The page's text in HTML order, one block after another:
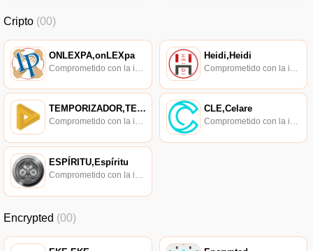
Cripto (00)
ONLEXPA,onLEXpa Heidi,Heidi
TEMPORIZADOR,TEMPORIZADOR
Comprometido con la investigación de políticas en los campos de las nuevas finanzas, las finanzas internacionales y los mercados financieros.
CLE,Celare
Comprometido con la investigación de políticas en los campos de las nuevas finanzas, las finanzas internacionales y los mercados financieros.
ESPÍRITU,Espíritu
Comprometido con la investigación de políticas en los campos de las nuevas finanzas, las finanzas internacionales y los mercados financieros.
Encrypted (00)